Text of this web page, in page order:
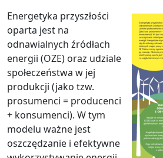
Energetyka przyszłości
oparta jest na
odnawialnych źródłach
energii (OZE) oraz udziale
społeczeństwa w jej
produkcji (jako tzw.
prosumenci = producenci
+ konsumenci). W tym
modelu ważne jest
oszczędzanie i efektywne